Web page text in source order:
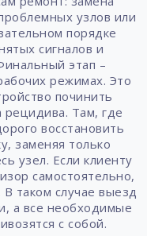
узлов или
порядке
сигналов и
этап –
режимах. Это
починить
рецидива. Там, где
восстановить
заменяя только
узел. Если клиенту
самостоятельно,
таком случае выезд
а все необходимые
с собой.